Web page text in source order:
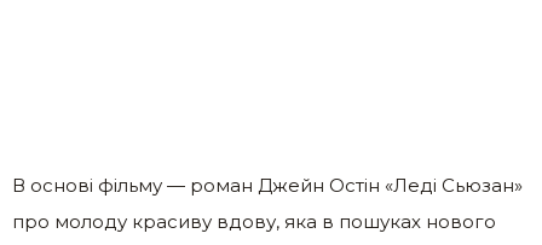
В основі фільму — роман Джейн Остін «Леді Сьюзан»
про молоду красиву вдову, яка в пошуках нового